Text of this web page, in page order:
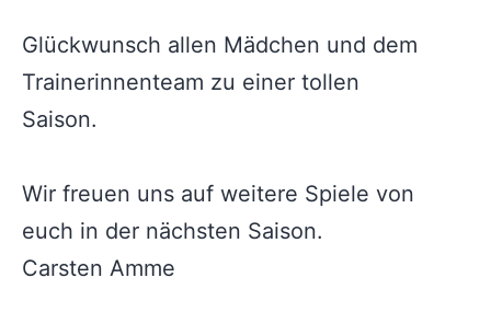
Glückwunsch allen Mädchen und dem
Trainerinnenteam zu einer tollen
Saison.
Wir freuen uns auf weitere Spiele von
euch in der nächsten Saison.
Carsten Amme